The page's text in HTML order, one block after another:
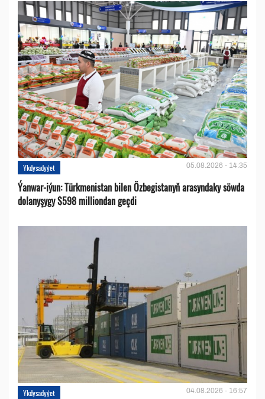
Ykdysadyýet 05.08.2026 - 14:35
Ýanwar-iýun: Türkmenistan bilen Özbegistanyň arasyndaky söwda
dolanyşygy $598 milliondan geçdi
Ykdysadyýet 04.08.2026 - 16:57